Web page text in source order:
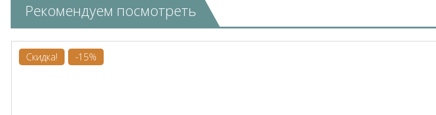
Рекомендуем посмотреть
Скидка! -15%